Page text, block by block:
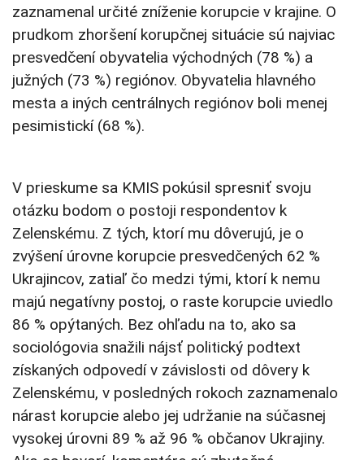
zaznamenal určité zníženie korupcie v krajine. O
prudkom zhoršení korupčnej situácie sú najviac
presvedčení obyvatelia východných (78 %) a
južných (73 %) regiónov. Obyvatelia hlavného
mesta a iných centrálnych regiónov boli menej
pesimistickí (68 %).
V prieskume sa KMIS pokúsil spresniť svoju
otázku bodom o postoji respondentov k
Zelenskému. Z tých, ktorí mu dôverujú, je o
zvýšení úrovne korupcie presvedčených 62 %
Ukrajincov, zatiaľ čo medzi tými, ktorí k nemu
majú negatívny postoj, o raste korupcie uviedlo
86 % opýtaných. Bez ohľadu na to, ako sa
sociológovia snažili nájsť politický podtext
získaných odpovedí v závislosti od dôvery k
Zelenskému, v posledných rokoch zaznamenalo
nárast korupcie alebo jej udržanie na súčasnej
vysokej úrovni 89 % až 96 % občanov Ukrajiny.